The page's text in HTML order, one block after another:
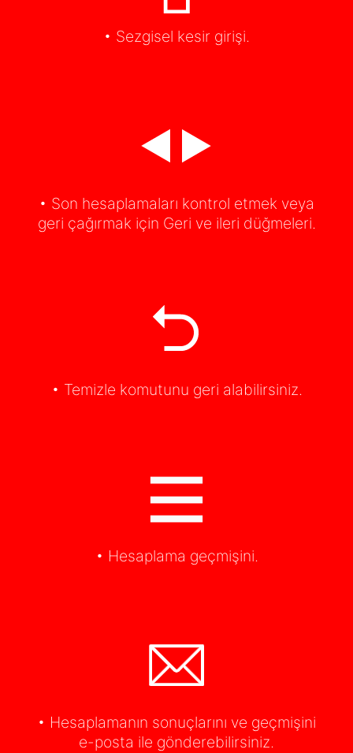
• Sezgisel kesir girişi.
• Son hesaplamaları kontrol etmek veya
geri çağırmak için Geri ve ileri düğmeleri.
• Temizle komutunu geri alabilirsiniz.
• Hesaplama geçmişini.
• Hesaplamanın sonuçlarını ve geçmişini
e-posta ile gönderebilirsiniz.